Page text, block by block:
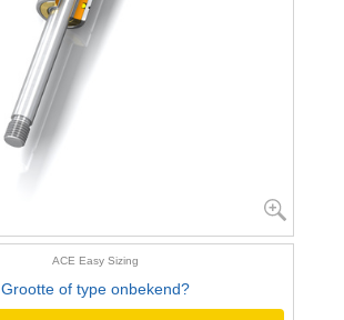
ACE Easy Sizing
Grootte of type onbekend?